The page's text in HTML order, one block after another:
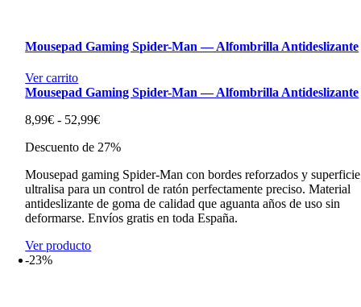
Mousepad Gaming Spider-Man — Alfombrilla Antideslizante
Ver carrito
Mousepad Gaming Spider-Man — Alfombrilla Antideslizante
8,99€ - 52,99€Rango
precios:
8,99€
hasta
52,99€
Descuento de 27%
Mousepad gaming Spider-Man con bordes reforzados y superficie
ultralisa para un control de ratón perfectamente preciso. Material
antideslizante de goma de calidad que aguanta años de uso sin
deformarse. Envíos gratis en toda España.
Ver producto
-23%